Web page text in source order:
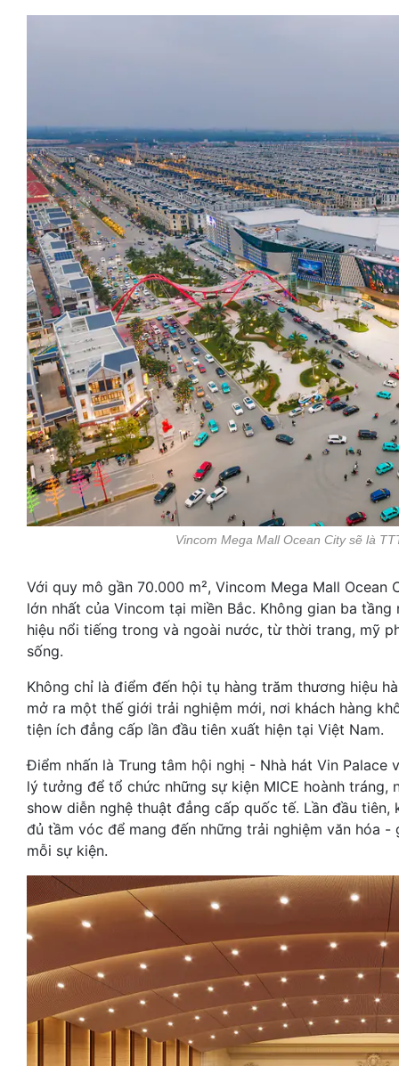
Vincom Mega Mall Ocean City sẽ là
Với quy mô gần 70.000 m², Vincom Mega Mall
lớn nhất của Vincom tại miền Bắc. Không gian ba
hiệu nổi tiếng trong và ngoài nước, từ thời trang, mỹ
sống.
Không chỉ là điểm đến hội tụ hàng trăm thương hiệu
mở ra một thế giới trải nghiệm mới, nơi khách hàng
tiện ích đẳng cấp lần đầu tiên xuất hiện tại Việt Nam.
Điểm nhấn là Trung tâm hội nghị - Nhà hát Vin
lý tưởng để tổ chức những sự kiện MICE hoành tráng,
show diễn nghệ thuật đẳng cấp quốc tế. Lần đầu
đủ tầm vóc để mang đến những trải nghiệm văn hóa
mỗi sự kiện.